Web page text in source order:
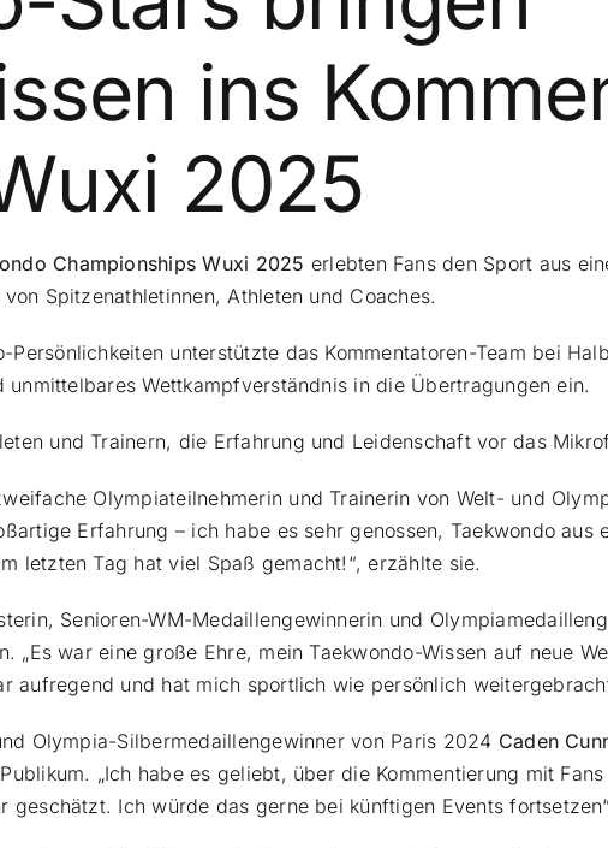
ins
2025
Championships Wuxi 2025 erlebten Fans den Sport aus
Spitzenathletinnen, Athleten und Coaches.
Persönlichkeiten unterstützte das Kommentatoren-Team bei
Wettkampfverständnis in die Übertragungen ein.
und Trainern, die Erfahrung und Leidenschaft vor das
Olympiateilnehmerin und Trainerin von Welt- und
Erfahrung – ich habe es sehr genossen, Taekwondo aus
letzten Tag hat viel Spaß gemacht!“, erzählte sie.
Senioren-WM-Medaillengewinnerin und
„Es war eine große Ehre, mein Taekwondo-Wissen auf neue
aufregend und hat mich sportlich wie persönlich
Olympia-Silbermedaillengewinner von Paris 2024 Caden
„Ich habe es geliebt, über die Kommentierung mit
geschätzt. Ich würde das gerne bei künftigen Events